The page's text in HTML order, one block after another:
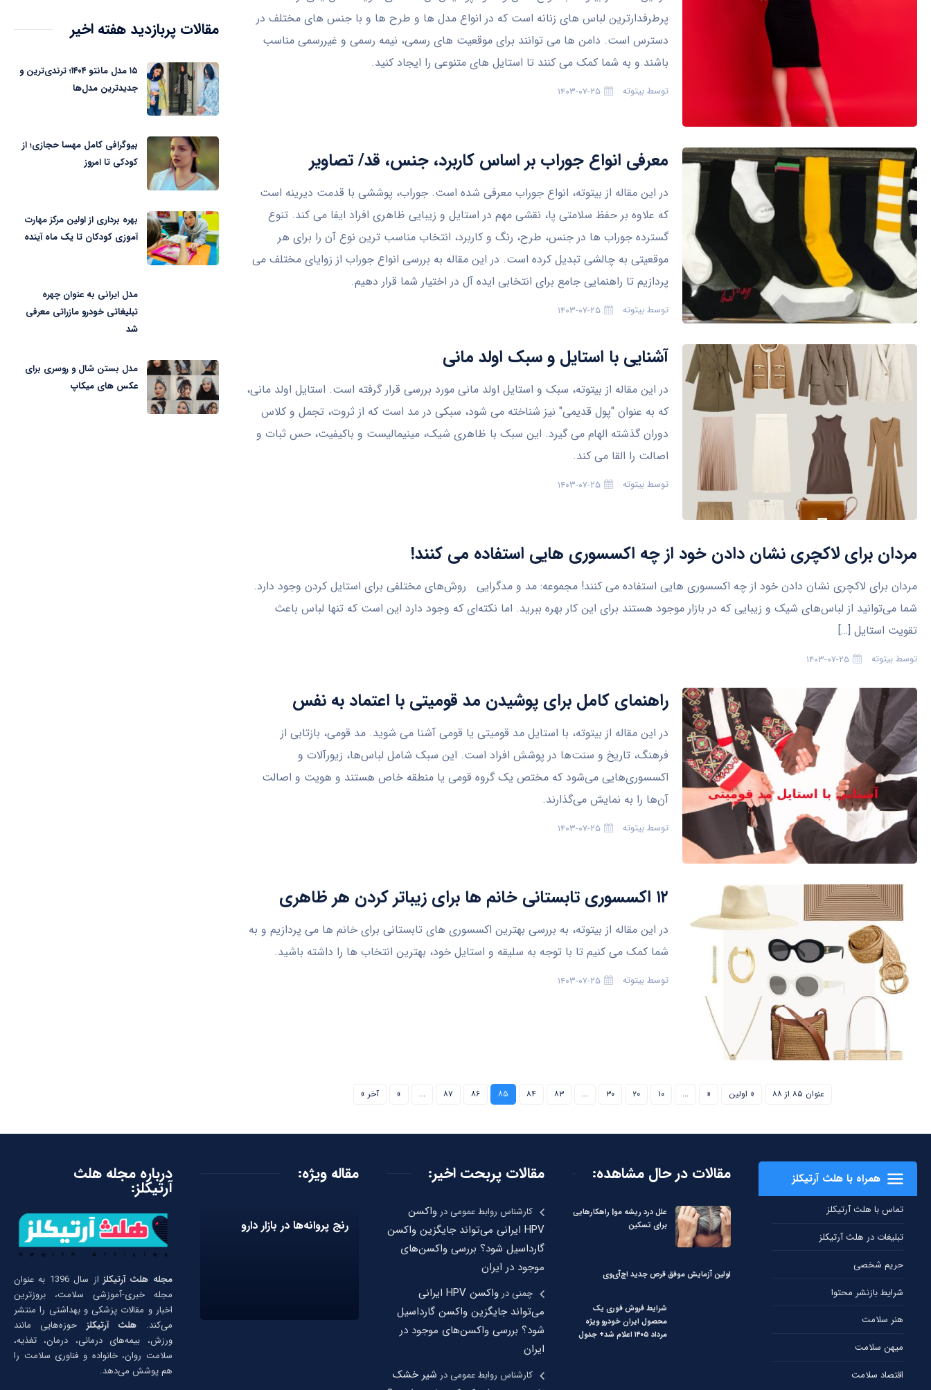
پرطرفدارترین لباس های زنانه است که در انواع مدل ها و طرح ها و با جنس های مختلف در
دسترس است. دامن ها می توانند برای موقعیت های رسمی، نیمه رسمی و غیررسمی مناسب
باشند و به شما کمک می کنند تا استایل های متنوعی را ایجاد کنید.
توسطبیتوته ۱۴۰۳-۰۷-۲۵
معرفی انواع جوراب بر اساس کاربرد، جنس، قد/ تصاویر
در این مقاله از بیتوته، انواع جوراب معرفی شده است. جوراب، پوششی با قدمت دیرینه است
که علاوه بر حفظ سلامتی پا، نقشی مهم در استایل و زیبایی ظاهری افراد ایفا می کند. تنوع
گسترده جوراب ها در جنس، طرح، رنگ و کاربرد، انتخاب مناسب ترین نوع آن را برای هر
موقعیتی به چالشی تبدیل کرده است. در این مقاله به بررسی انواع جوراب از زوایای مختلف می
پردازیم تا راهنمایی جامع برای انتخابی ایده آل در اختیار شما قرار دهیم.
توسطبیتوته ۱۴۰۳-۰۷-۲۵
آشنایی با استایل و سبک اولد مانی
در این مقاله از بیتوته، سبک و استایل اولد مانی مورد بررسی قرار گرفته است. استایل اولد مانی،
که به عنوان "پول قدیمی" نیز شناخته می شود، سبکی در مد است که از ثروت، تجمل و کلاس
دوران گذشته الهام می گیرد. این سبک با ظاهری شیک، مینیمالیست و باکیفیت، حس ثبات و
اصالت را القا می کند.
توسطبیتوته ۱۴۰۳-۰۷-۲۵
مردان برای لاکچری نشان دادن خود از چه اکسسوری‌ هایی استفاده می‌ کنند!
مردان برای لاکچری نشان دادن خود از چه اکسسوری‌ هایی استفاده می‌ کنند! مجموعه: مد و مدگرایی روش‌های مختلفی برای استایل کردن وجود دارد.
شما می‌توانید از لباس‌های شیک و زیبایی که در بازار موجود هستند برای این کار بهره ببرید. اما نکته‌ای که وجود دارد این است که تنها لباس باعث
تقویت استایل […]
توسطبیتوته ۱۴۰۳-۰۷-۲۵
راهنمای کامل برای پوشیدن مد قومیتی با اعتماد به نفس
در این مقاله از بیتوته، با استایل مد قومیتی یا قومی آشنا می شوید. مد قومی، بازتابی از
فرهنگ، تاریخ و سنت‌ها در پوشش افراد است. این سبک شامل لباس‌ها، زیورآلات و
اکسسوری‌هایی می‌شود که مختص یک گروه قومی یا منطقه خاص هستند و هویت و اصالت
آن‌ها را به نمایش می‌گذارند.
توسطبیتوته ۱۴۰۳-۰۷-۲۵
۱۲ اکسسوری تابستانی خانم ها برای زیباتر کردن هر ظاهری
در این مقاله از بیتوته، به بررسی بهترین اکسسوری های تابستانی برای خانم ها می پردازیم و به
شما کمک می کنیم تا با توجه به سلیقه و استایل خود، بهترین انتخاب ها را داشته باشید.
توسطبیتوته ۱۴۰۳-۰۷-۲۵
عنوان ۸۵ از ۸۸ « اولین «
... ۱۰ ۲۰ ۳۰ ... ۸۳ ۸۴ ۸۵ ۸۶ ۸۷ ...
» آخر »
مقالات پربازدید هفته اخیر
۱۵ مدل مانتو ۱۴۰۴؛ ترندی‌ترین و
جدیدترین مدل‌ها
بیوگرافی کامل مهسا حجازی؛ از
کودکی تا امروز
بهره برداری از اولین مرکز مهارت
آموزی کودکان تا یک ماه آینده
مدل ایرانی به عنوان چهره
تبلیغاتی خودرو مازراتی معرفی
شد
مدل بستن شال و روسری برای
عکس های میکاپ
همراه با هلث آرتیکلز
تماس با هلث آرتیکلز
تبلیغات در هلث آرتیکلز
حریم شخصی
شرایط بازنشر محتوا
هنر سلامت
میهن سلامت
اقتصاد سلامت
مقالات در حال مشاهده:
علل درد ریشه مو| راهکارهایی
برای تسکین
اولین آزمایش موفق قرص جدید اچ‌آی‌وی
شرایط فروش فوری یک
محصول ایران خودرو ویژه
مرداد ۱۴۰۵ اعلام شد+ جدول
مقالات پربحت اخیر:
کارشناس روابط عمومیدرواکسن
HPV ایرانی می‌تواند جایگزین واکسن
گارداسیل شود؟ بررسی واکسن‌های
موجود در ایران
چمنیدر
واکسن HPV ایرانی
می‌تواند جایگزین واکسن گارداسیل
شود؟ بررسی واکسن‌های موجود در
ایران
کارشناس روابط عمومیدر شیر خشک
مقاله ویژه:
رنج پروانه‌ها در بازار دارو
درباره مجله هلث
آرتیکلز:
مجله هلث آرتیکلز
از سال 1396 به عنوان
مجله خبری-آموزشی سلامت، بروزترین
اخبار و مقالات پزشکی و بهداشتی را منتشر
می‌کند. هلث آرتیکلز حوزه‌هایی مانند
ورزش، بیمه‌های درمانی، درمان، تغذیه،
سلامت روان، خانواده و فناوری سلامت را
هم پوشش می‌دهد.